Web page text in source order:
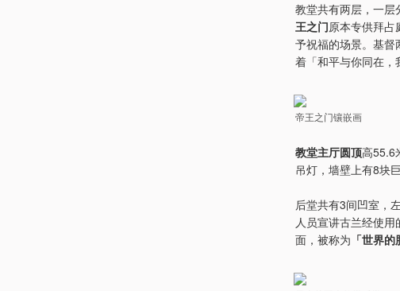
教堂共有两层，一层
王之门原本专供拜占
予祝福的场景。基督
着「和平与你同在，
帝王之门镶嵌画
教堂主厅圆顶高55.6
吊灯，墙壁上有8块
后堂共有3间凹室，
人员宣讲古兰经使用
面，被称为 「世界的